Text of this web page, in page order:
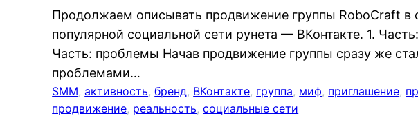
Продолжаем описывать продвижение группы RoboCraft в
популярной социальной сети рунета — ВКонтакте. 1.
Часть: проблемы Начав продвижение группы сразу же
проблемами…
SMM, активность, бренд, ВКонтакте, группа, миф, приглашение,
продвижение, реальность, социальные сети